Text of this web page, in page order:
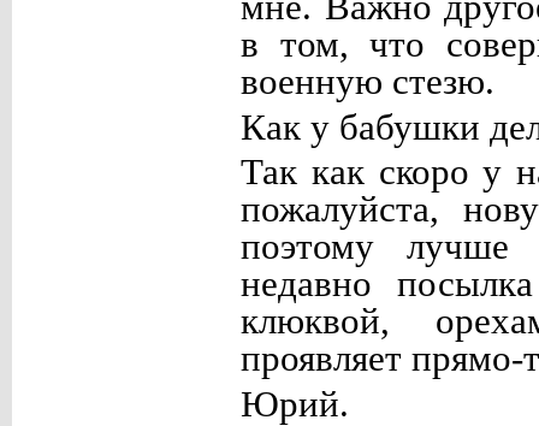
в том, что
военную стезю.
Как у бабушки
Так как скоро у
пожалуйста,
поэтому лучше
недавно
клюквой,
проявляет
Юрий.